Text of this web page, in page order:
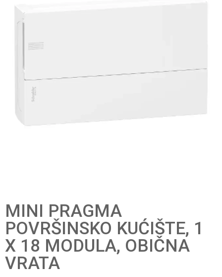
MINI PRAGMA
POVRŠINSKO KUĆIŠTE, 1
X 18 MODULA, OBIČNA
VRATA